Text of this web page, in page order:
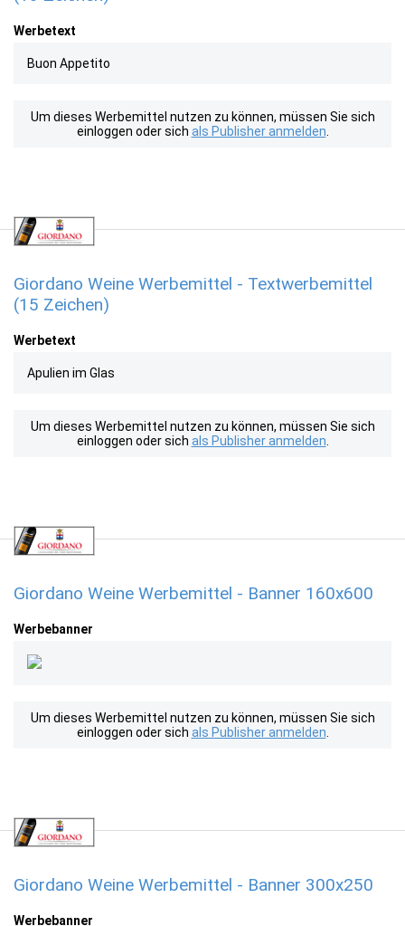
Werbetext
Buon Appetito
Um dieses Werbemittel nutzen zu können, müssen Sie sich
einloggen oder sich als Publisher anmelden
Giordano Weine Werbemittel - Textwerbemittel
(15 Zeichen)
Werbetext
Apulien im Glas
Um dieses Werbemittel nutzen zu können, müssen Sie sich
einloggen oder sich als Publisher anmelden
Giordano Weine Werbemittel - Banner 160x600
Werbebanner
Um dieses Werbemittel nutzen zu können, müssen Sie sich
einloggen oder sich als Publisher anmelden
Giordano Weine Werbemittel - Banner 300x250
Werbebanner